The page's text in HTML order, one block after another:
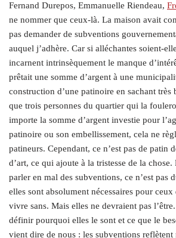
Fernand Durepos, Emmanuelle Riendeau,
ne nommer que ceux-là. La maison avait
pas demander de subventions
auquel j’adhère. Car si alléchantes soient-
incarnent intrinsèquement le manque
prêtait une somme d’argent à une
construction d’une patinoire en sachant très
que trois personnes du quartier qui la
importe la somme d’argent investie pour
patinoire ou son embellissement, cela ne
patineurs. Cependant, ce n’est pas de patin
d’art, ce qui ajoute à la tristesse de la
parler en mal des subventions, ce n’est pas
elles sont absolument nécessaires pour
vivre sans. Mais elles ne devraient pas l’être.
définir pourquoi elles le sont et ce que le
vient dire de nous : les subventions reflètent